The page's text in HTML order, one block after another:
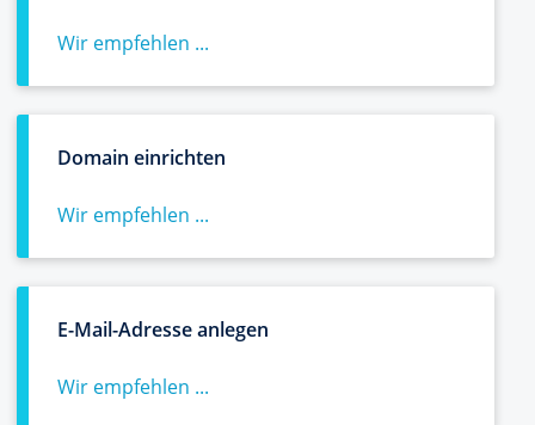
Wir empfehlen ...
Domain einrichten
Wir empfehlen ...
E-Mail-Adresse anlegen
Wir empfehlen ...